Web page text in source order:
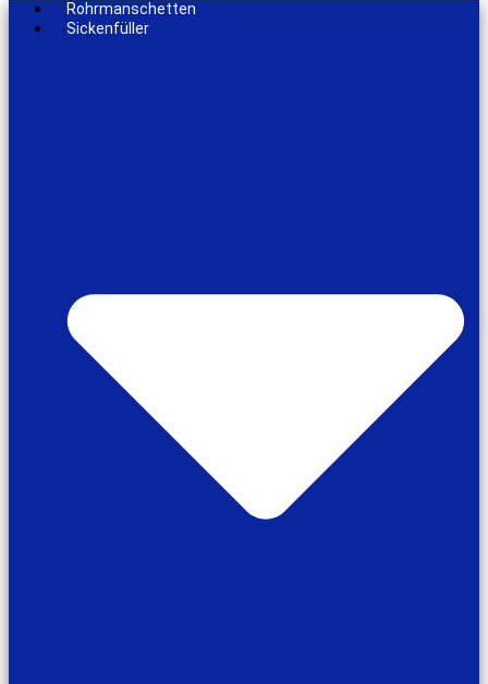
Rohrmanschetten
Sickenfüller